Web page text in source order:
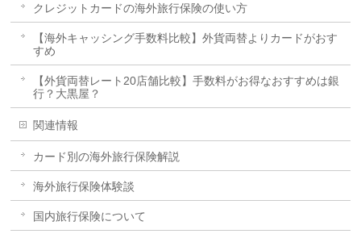
クレジットカードの海外旅行保険の使い方
【海外キャッシング手数料比較】外貨両替よりカードがおす
すめ
【外貨両替レート20店舗比較】手数料がお得なおすすめは銀
行？大黒屋？
関連情報
カード別の海外旅行保険解説
海外旅行保険体験談
国内旅行保険について